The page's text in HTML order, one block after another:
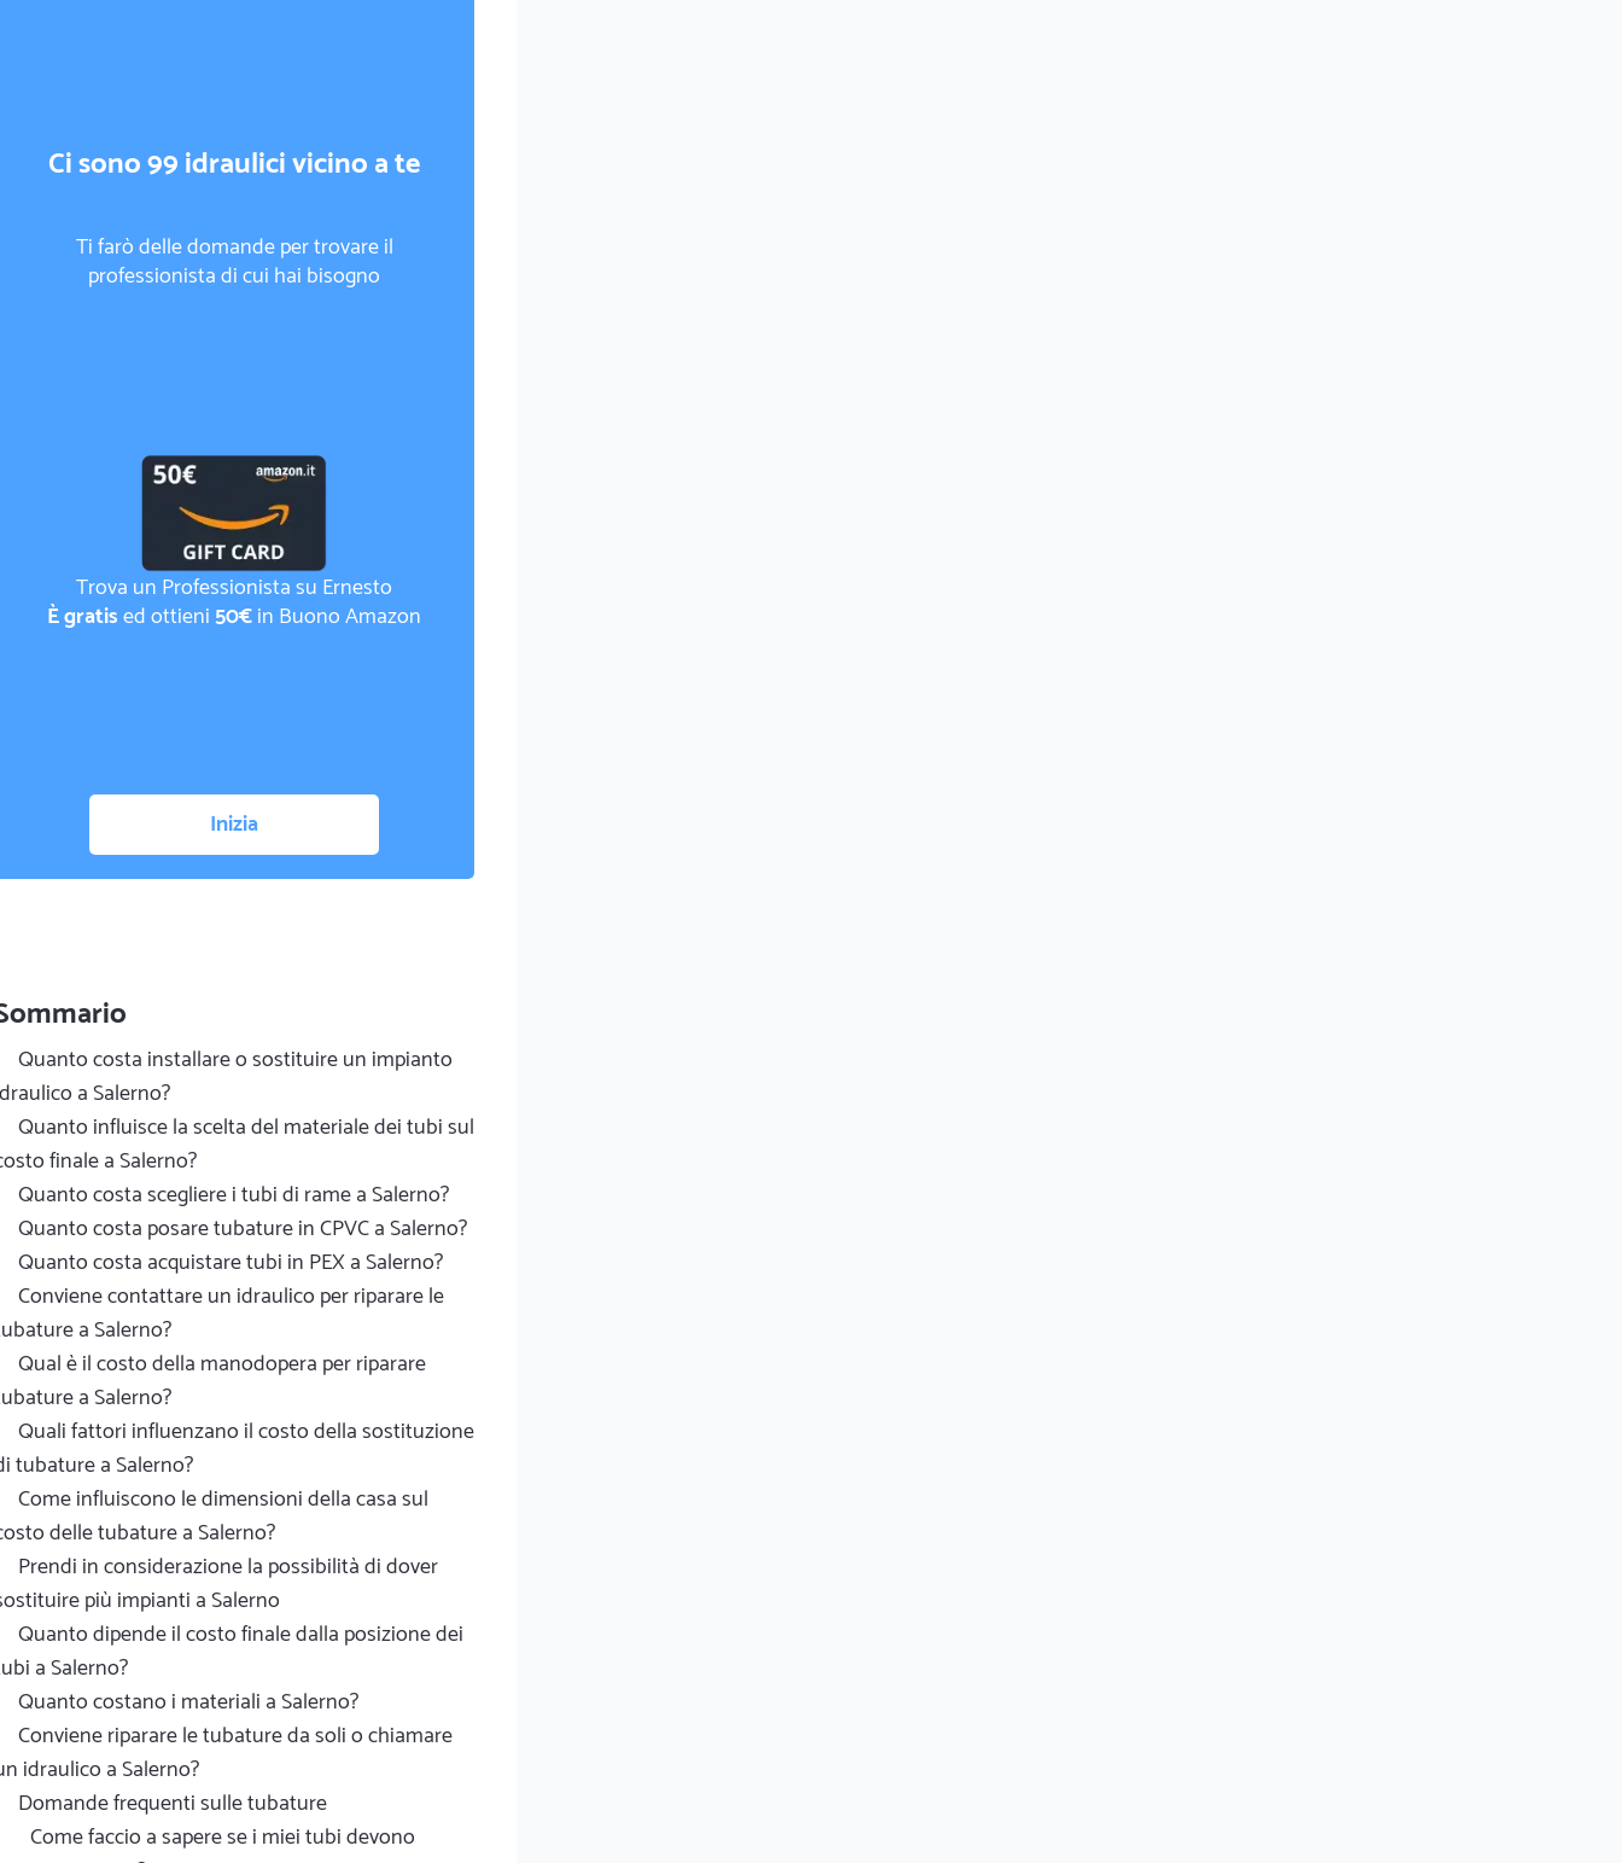
Ci sono 99 idraulici vicino a te
Ti farò delle domande per trovare il
professionista di cui hai bisogno
Trova un Professionista su Ernesto
È gratised ottieni50€in Buono Amazon
Inizia
Quanto costa installare o sostituire un impianto
a Salerno?
Quanto influisce la scelta del materiale dei tubi sul
finale a Salerno?
Quanto costa scegliere i tubi di rame a Salerno?
Quanto costa posare tubature in CPVC a Salerno?
Quanto costa acquistare tubi in PEX a Salerno?
Conviene contattare un idraulico per riparare le
a Salerno?
Qual è il costo della manodopera per riparare
a Salerno?
Quali fattori influenzano il costo della sostituzione
tubature a Salerno?
Come influiscono le dimensioni della casa sul
delle tubature a Salerno?
Prendi in considerazione la possibilità di dover
più impianti a Salerno
Quanto dipende il costo finale dalla posizione dei
a Salerno?
Quanto costano i materiali a Salerno?
Conviene riparare le tubature da soli o chiamare
idraulico a Salerno?
Domande frequenti sulle tubature
Come faccio a sapere se i miei tubi devono